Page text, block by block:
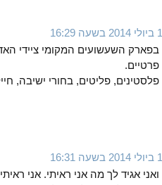
1 ביולי 2014 בשעה 16:29
בפארק השעשועים המקומי ציידי
פרטיים.
פלסטינים, פליטים, בחורי ישיבה,
1 ביולי 2014 בשעה 16:31
ואני אגיד לך מה אני ראיתי. אני